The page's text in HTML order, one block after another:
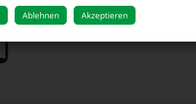
Mehr dazu
Ablehnen Akzeptieren